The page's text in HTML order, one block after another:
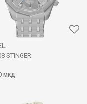
STINGER
МКД